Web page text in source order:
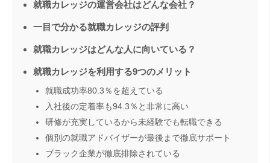
就職カレッジの運営会社はどんな会社？
一目で分かる就職カレッジの評判
就職カレッジはどんな人に向いている？
就職カレッジを利用する9つのメリット
就職成功率80.3％を超えている
入社後の定着率も94.3％と非常に高い
研修が充実しているから未経験でも転職できる
個別の就職アドバイザーが最後まで徹底サポート
ブラック企業が徹底排除されている